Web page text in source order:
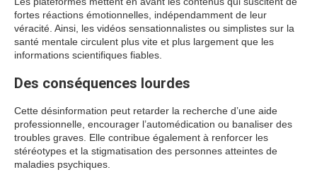
fortes réactions émotionnelles, indépendamment de leur
véracité. Ainsi, les vidéos sensationnalistes ou simplistes sur la
santé mentale circulent plus vite et plus largement que les
informations scientifiques fiables.
Des conséquences lourdes
Cette désinformation peut retarder la recherche d’une aide
professionnelle, encourager l’automédication ou banaliser des
troubles graves. Elle contribue également à renforcer les
stéréotypes et la stigmatisation des personnes atteintes de
maladies psychiques.